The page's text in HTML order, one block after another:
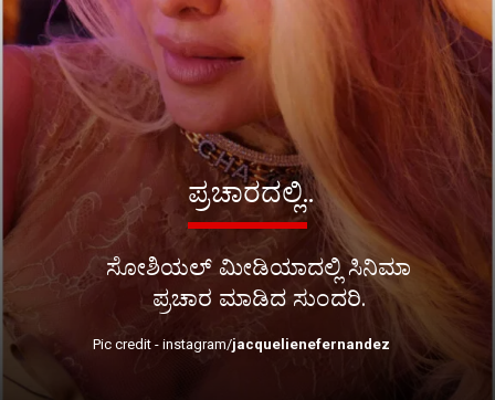
ಸೋಶಿಯಲ್ ಮೀಡಿಯಾದಲ್ಲಿ ಸಿನಿಮಾ
ಪ್ರಚಾರ ಮಾಡಿದ ಸುಂದರಿ.
ಪ್ರಚಾರದಲ್ಲಿ..
Pic credit - instagram/jacquelienefernandez